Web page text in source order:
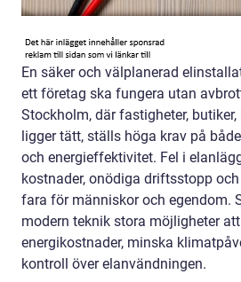
En säker och välplanerad
ett företag ska fungera utan
Stockholm, där fastigheter,
ligger tätt, ställs höga krav på
och energieffektivitet. Fel i
kostnader, onödiga driftsstopp
fara för människor och egendom.
modern teknik stora möjligheter
energikostnader, minska
kontroll över elanvändningen.